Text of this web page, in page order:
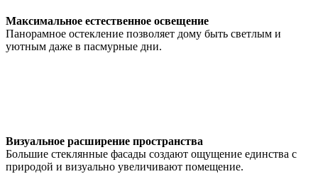
Максимальное естественное освещение
Панорамное остекление позволяет дому быть светлым и
уютным даже в пасмурные дни.
Визуальное расширение пространства
Большие стеклянные фасады создают ощущение единства с
природой и визуально увеличивают помещение.